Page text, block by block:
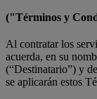
("Términos y
Al contratar los
acuerda, en su
(“Destinatario”) y
se aplicarán estos